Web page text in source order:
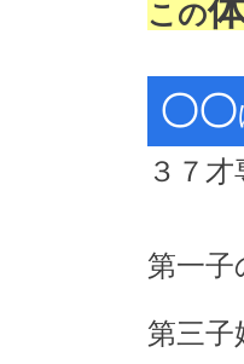
この
〇〇
３７才
第一子
第三子